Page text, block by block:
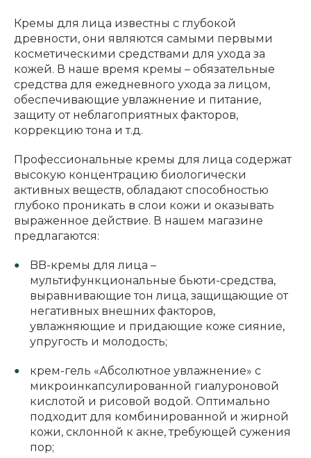
Кремы для лица известны с глубокой
древности, они являются самыми первыми
косметическими средствами для ухода за
кожей. В наше время кремы – обязательные
средства для ежедневного ухода за лицом,
обеспечивающие увлажнение и питание,
защиту от неблагоприятных факторов,
коррекцию тона и т.д.
Профессиональные кремы для лица содержат
высокую концентрацию биологически
активных веществ, обладают способностью
глубоко проникать в слои кожи и оказывать
выраженное действие. В нашем магазине
предлагаются:
BB-кремы для лица –
мультифункциональные бьюти-средства,
выравнивающие тон лица, защищающие от
негативных внешних факторов,
увлажняющие и придающие коже сияние,
упругость и молодость;
крем-гель «Абсолютное увлажнение» с
микроинкапсулированной гиалуроновой
кислотой и рисовой водой. Оптимально
подходит для комбинированной и жирной
кожи, склонной к акне, требующей сужения
пор;